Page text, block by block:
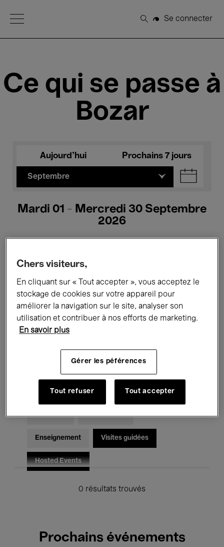
Open Menu
Rechercher
Se connecter
Ce qui se passe à
Bozar
Aujourd'hui Prochains 7 jours
Septembre
Mardi 01 - Mercredi 30 Septembre
2026
Tous les événements Concerts
Expositions Films Performances
Rencontres & Débats
Musique classique Global Music
Musique électronique
Pour tous Kids’ Palace
Enseignement Visites guidées
Hosted Events
0 résultats trouvés
Prochains événements
Chers visiteurs,
En cliquant sur « Tout accepter », vous acceptez le
stockage de cookies sur votre appareil pour
améliorer la navigation sur le site, analyser son
utilisation et contribuer à nos efforts de marketing.
En savoir plus
Gérer les péférences
Tout refuser Tout accepter